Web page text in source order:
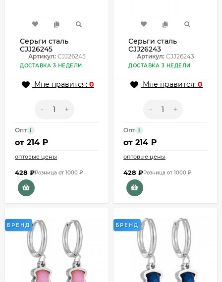
Серьги сталь
CJJ26245
Артикул:CJJ26245
ДОСТАВКА 3 НЕДЕЛИ
Мне нравится: 0
- +
Опт i
от 214 ₽
оптовые цены
428 ₽Розница от 1000 ₽
Серьги сталь
CJJ26243
Артикул:CJJ26243
ДОСТАВКА 3 НЕДЕЛИ
Мне нравится: 0
- +
Опт i
от 214 ₽
оптовые цены
428 ₽Розница от 1000 ₽
БРЕНД БРЕНД